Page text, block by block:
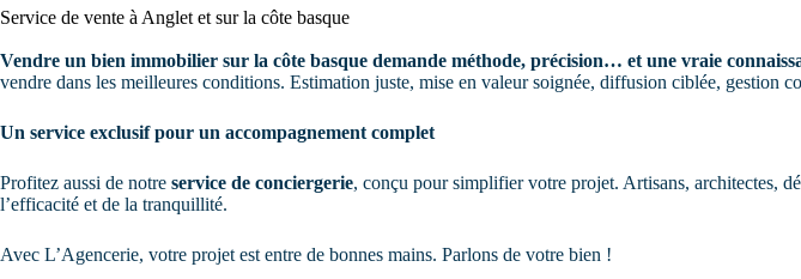
Service de vente à Anglet et sur la côte basque
Vendre un bien immobilier sur la côte basque demande méthode, précision… et une vraie
vendre dans les meilleures conditions. Estimation juste, mise en valeur soignée, diffusion ciblée, gestion
Un service exclusif pour un accompagnement complet
Profitez aussi de notre service de conciergerie, conçu pour simplifier votre projet. Artisans, architectes,
l’efficacité et de la tranquillité.
Avec L’Agencerie, votre projet est entre de bonnes mains. Parlons de votre bien !